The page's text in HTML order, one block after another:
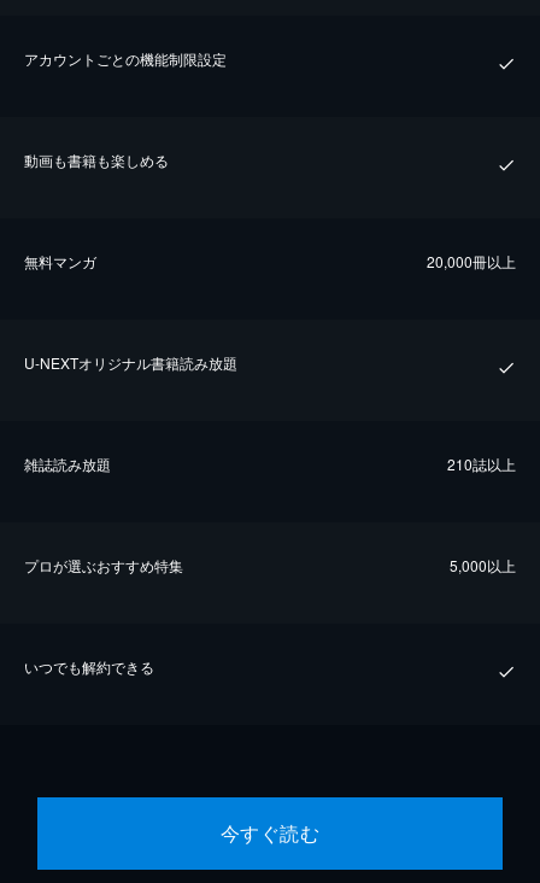
アカウントごとの機能制限設定
動画も書籍も楽しめる
無料マンガ 20,000冊以上
U-NEXTオリジナル書籍読み放題
雑誌読み放題 210誌以上
プロが選ぶおすすめ特集 5,000以上
いつでも解約できる
今すぐ読む